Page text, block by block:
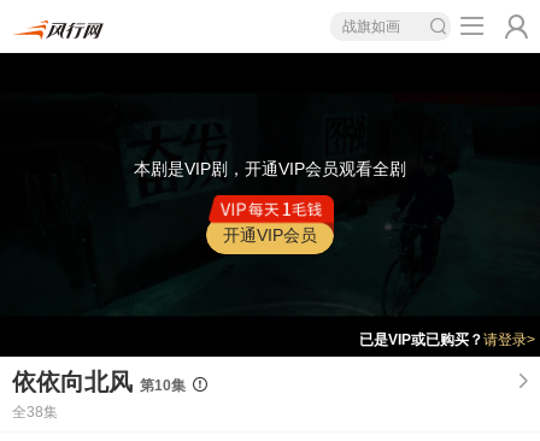
战旗如画
本剧是VIP剧，开通VIP会员观看全剧
开通VIP会员
已是VIP或已购买？请登录>
依依向北风 第10集
全38集